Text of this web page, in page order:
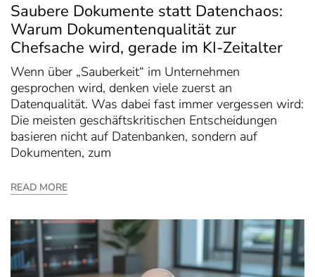
Saubere Dokumente statt Datenchaos:
Warum Dokumentenqualität zur
Chefsache wird, gerade im KI-Zeitalter
Wenn über „Sauberkeit“ im Unternehmen
gesprochen wird, denken viele zuerst an
Datenqualität. Was dabei fast immer vergessen wird:
Die meisten geschäftskritischen Entscheidungen
basieren nicht auf Datenbanken, sondern auf
Dokumenten, zum
READ MORE